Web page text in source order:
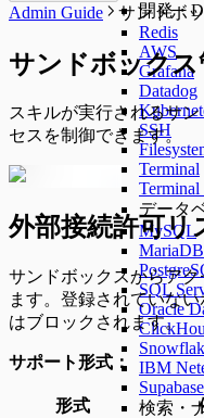
開発・
Redis
AWS
Grafana
Datadog
SSH
Terminal
Terminal
データ
MySQL
MariaDB
SQL
Oracle
IBM
Supabase
検索・
Admin Guide サンドボ
サンドボックス
スキルが実行されるサ
セスを制御できます。
外部接続許可リ
サンドボックスからア
ます。登録されていな
はブロックされます。
サポート形式：
形式